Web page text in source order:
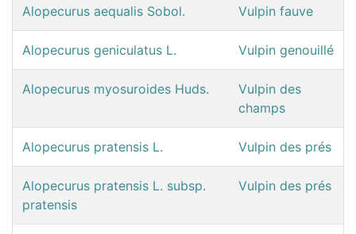
Alopecurus aequalis Sobol. Vulpin fauve
Alopecurus geniculatus L. Vulpin genouillé
Alopecurus myosuroides Huds.
Vulpin des
champs
Alopecurus pratensis L. Vulpin des prés
Alopecurus pratensis L. subsp.
pratensis
Vulpin des prés